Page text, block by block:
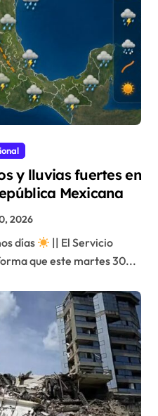
y lluvias fuertes en
Mexicana
2026
días
|| El Servicio
que este martes 30...